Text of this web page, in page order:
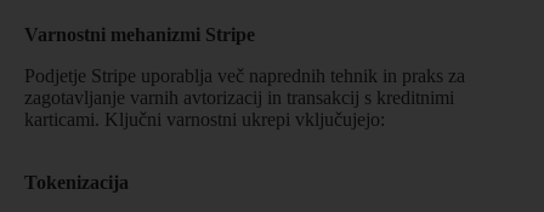
Varnostni mehanizmi Stripe
Podjetje Stripe uporablja več naprednih tehnik in praks za
zagotavljanje varnih avtorizacij in transakcij s kreditnimi
karticami. Ključni varnostni ukrepi vključujejo:
Tokenizacija